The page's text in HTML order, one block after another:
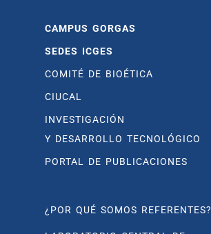
CAMPUS GORGAS
SEDES ICGES
COMITÉ DE BIOÉTICA
CIUCAL
INVESTIGACIÓN
Y DESARROLLO TECNOLÓGICO
PORTAL DE PUBLICACIONES
¿POR QUÉ SOMOS REFERENTES?